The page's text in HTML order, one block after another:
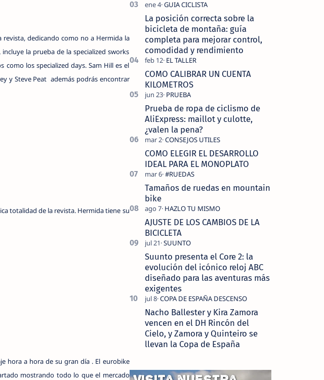
dedicando como no a Hermida la
la prueba de la specialized sworks
los specialized days. Sam Hill es el
y Steve Peat además podrás encontrar
totalidad de la revista. Hermida tiene su
hora a hora de su gran día . El eurobike
mostrando todo lo que el mercado
La posición correcta sobre la
bicicleta de montaña: guía
completa para mejorar control,
comodidad y rendimiento
COMO CALIBRAR UN CUENTA
KILOMETROS
Prueba de ropa de ciclismo de
AliExpress: maillot y culotte,
¿valen la pena?
COMO ELEGIR EL DESARROLLO
IDEAL PARA EL MONOPLATO
Tamaños de ruedas en mountain
bike
AJUSTE DE LOS CAMBIOS DE LA
BICICLETA
Suunto presenta el Core 2: la
evolución del icónico reloj ABC
diseñado para las aventuras más
exigentes
Nacho Ballester y Kira Zamora
vencen en el DH Rincón del
Cielo, y Zamora y Quinteiro se
llevan la Copa de España